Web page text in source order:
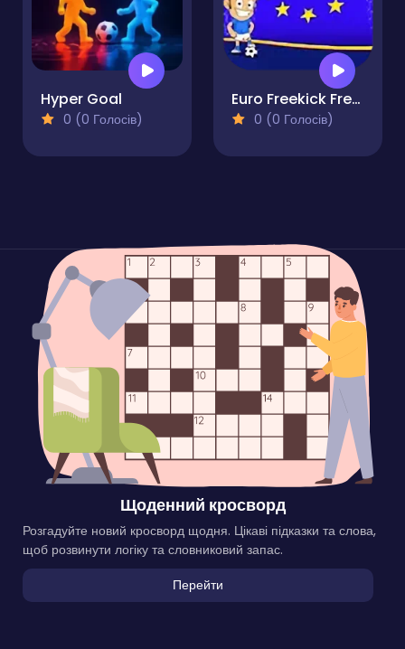
Hyper Goal
0 (0 Голосів)
Euro Freekick Frenzy
0 (0 Голосів)
Щоденний кросворд
Розгадуйте новий кросворд щодня. Цікаві підказки та слова,
щоб розвинути логіку та словниковий запас.
Перейти